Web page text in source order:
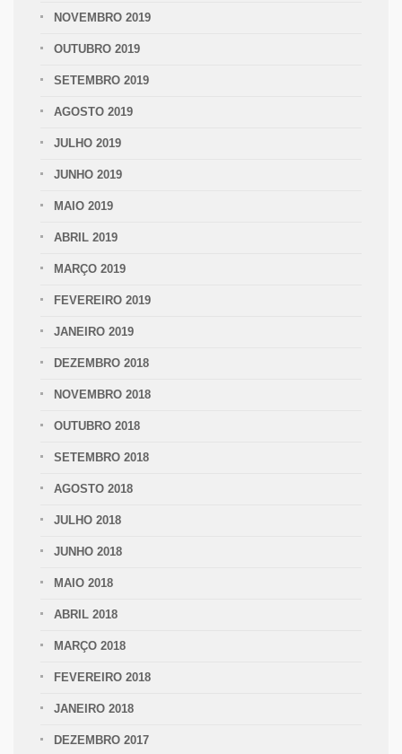
NOVEMBRO 2019
OUTUBRO 2019
SETEMBRO 2019
AGOSTO 2019
JULHO 2019
JUNHO 2019
MAIO 2019
ABRIL 2019
MARÇO 2019
FEVEREIRO 2019
JANEIRO 2019
DEZEMBRO 2018
NOVEMBRO 2018
OUTUBRO 2018
SETEMBRO 2018
AGOSTO 2018
JULHO 2018
JUNHO 2018
MAIO 2018
ABRIL 2018
MARÇO 2018
FEVEREIRO 2018
JANEIRO 2018
DEZEMBRO 2017